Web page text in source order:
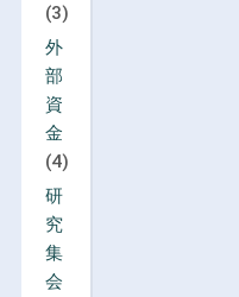
(3)
外
部
資
金
(4)
研
究
集
会